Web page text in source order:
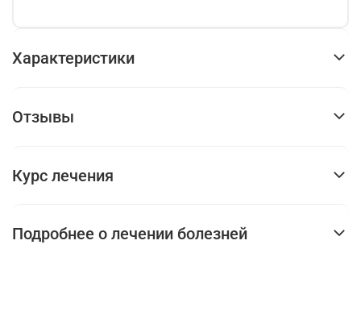
Характеристики
Отзывы
Курс лечения
Подробнее о лечении болезней